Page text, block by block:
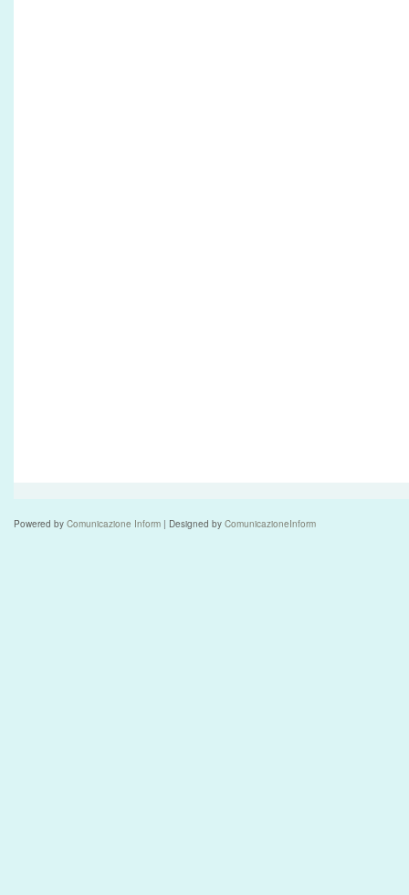
Powered by Comunicazione Inform | Designed by ComunicazioneInform